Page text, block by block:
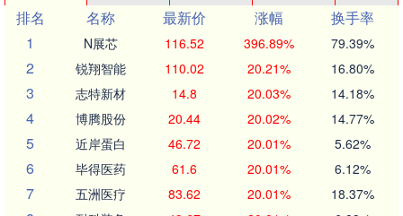
排名
名称 最新价 涨幅
换手率
1
N展芯 116.52 396.89% 79.39%
2 锐翔智能 110.02 20.21% 16.80%
3 志特新材 14.8 20.03% 14.18%
4 博腾股份 20.44 20.02% 14.77%
5 近岸蛋白 46.72 20.01% 5.62%
6 毕得医药 61.6 20.01% 6.12%
7 五洲医疗 83.62 20.01% 18.37%